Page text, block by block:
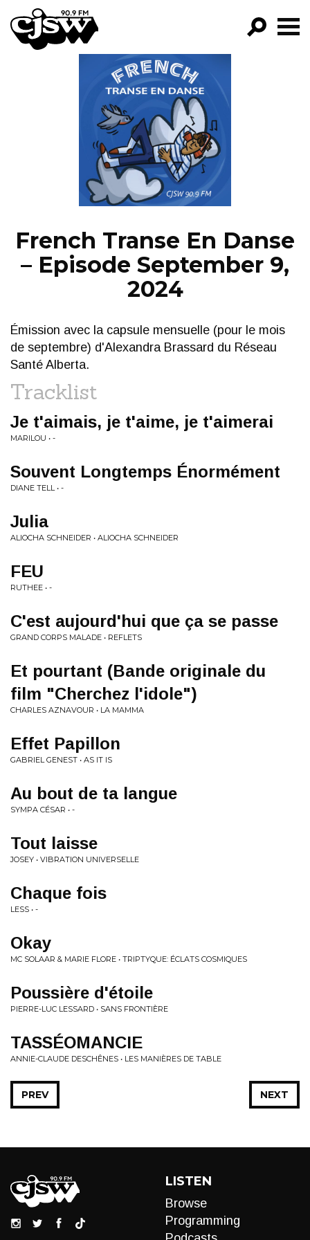
CJSW
PROGRAMS
EPISODES
NEWS
French Transe En Danse
– Episode September 9,
2024
Émission avec la capsule mensuelle (pour le mois
de septembre) d'Alexandra Brassard du Réseau
Santé Alberta.
Tracklist
Je t'aimais, je t'aime, je t'aimerai
MARILOU • -
Souvent Longtemps Énormément
DIANE TELL • -
Julia
ALIOCHA SCHNEIDER • ALIOCHA SCHNEIDER
FEU
RUTHEE • -
C'est aujourd'hui que ça se passe
GRAND CORPS MALADE • REFLETS
Et pourtant (Bande originale du
film "Cherchez l'idole")
CHARLES AZNAVOUR • LA MAMMA
Effet Papillon
GABRIEL GENEST • AS IT IS
Au bout de ta langue
SYMPA CÉSAR • -
Tout laisse
JOSEY • VIBRATION UNIVERSELLE
Chaque fois
LESS • -
Okay
MC SOLAAR & MARIE FLORE • TRIPTYQUE: ÉCLATS COSMIQUES
Poussière d'étoile
PIERRE-LUC LESSARD • SANS FRONTIÈRE
TASSÉOMANCIE
ANNIE-CLAUDE DESCHÊNES • LES MANIÈRES DE TABLE
NEXT
PREV
LISTEN
Browse
Programming